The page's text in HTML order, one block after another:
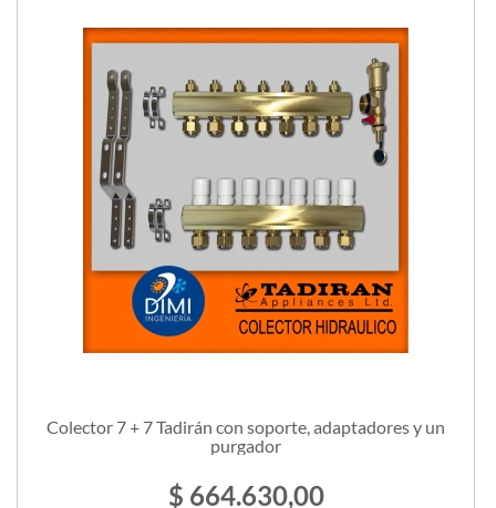
Colector 7 + 7 Tadirán con soporte, adaptadores y un
purgador
$ 664.630,00